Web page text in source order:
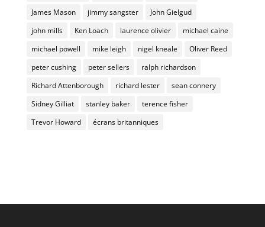
James Mason
jimmy sangster
John Gielgud
john mills
Ken Loach laurence olivier
michael caine
michael powell
mike leigh nigel kneale
Oliver Reed
peter cushing
peter sellers
ralph richardson
Richard Attenborough
richard lester
sean connery
Sidney Gilliat
stanley baker
terence fisher
Trevor Howard
écrans britanniques